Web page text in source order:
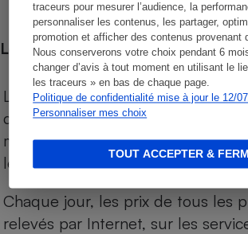
traceurs pour mesurer l’audience, la
personnaliser les contenus, les partager,
promotion et afficher des contenus provenant
Nous conserverons votre choix pendant 6
changer d’avis à tout moment en utilisant le
les traceurs » en bas de chaque page.
Politique de confidentialité mise à jour le 12/
Personnaliser mes choix
TOUT ACCEPTER &
Les comparaisons de prix
Les comparaisons sont réalisées
des produits des magasins. Les
marques de distributeurs (MDD)
leurs équivalents chez leurs
Chaque jour, les prix de tous les
relevés par Internet, sur les